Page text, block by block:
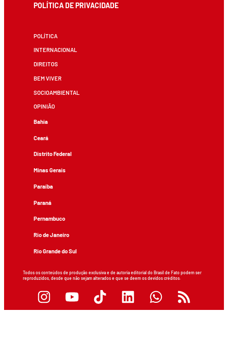
POLÍTICA DE PRIVACIDADE
POLÍTICA
INTERNACIONAL
DIREITOS
BEM VIVER
SOCIOAMBIENTAL
OPINIÃO
Bahia
Ceará
Distrito Federal
Minas Gerais
Paraíba
Paraná
Pernambuco
Rio de Janeiro
Rio Grande do Sul
Todos os conteúdos de produção exclusiva e de autoria editorial do Brasil de Fato podem ser
reproduzidos, desde que não sejam alterados e que se deem os devidos créditos.